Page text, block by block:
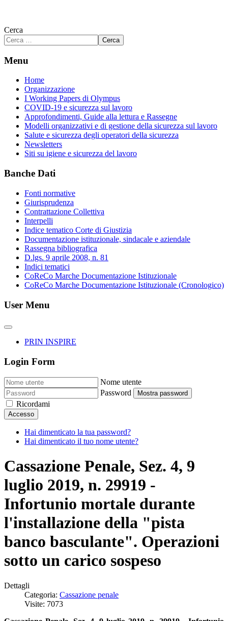
Cerca
Cerca
Menu
Home
Organizzazione
I Working Papers di Olympus
COVID-19 e sicurezza sul lavoro
Approfondimenti, Guide alla lettura e Rassegne
Modelli organizzativi e di gestione della sicurezza sul lavoro
Salute e sicurezza degli operatori della sicurezza
Newsletters
Siti su igiene e sicurezza del lavoro
Banche Dati
Fonti normative
Giurisprudenza
Contrattazione Collettiva
Interpelli
Indice tematico Corte di Giustizia
Documentazione istituzionale, sindacale e aziendale
Rassegna bibliografica
D.lgs. 9 aprile 2008, n. 81
Indici tematici
CoReCo Marche Documentazione Istituzionale
CoReCo Marche Documentazione Istituzionale (Cronologico)
User Menu
PRIN INSPIRE
Login Form
Nome utente
Password
Mostra password
Ricordami
Accesso
Hai dimenticato la tua password?
Hai dimenticato il tuo nome utente?
Cassazione Penale, Sez. 4, 9
luglio 2019, n. 29919 -
Infortunio mortale durante
l'installazione della "pista
banco basculante". Operazioni
sotto un carico sospeso
Dettagli
Categoria: Cassazione penale
Visite: 7073